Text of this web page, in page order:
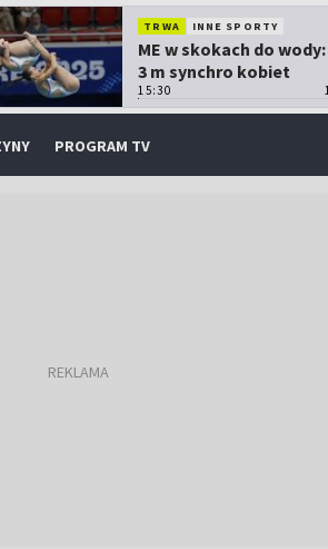
TRWA INNE SPORTY
ME w skokach do wody:
3 m synchro kobiet
15:30
PROGRAM TV